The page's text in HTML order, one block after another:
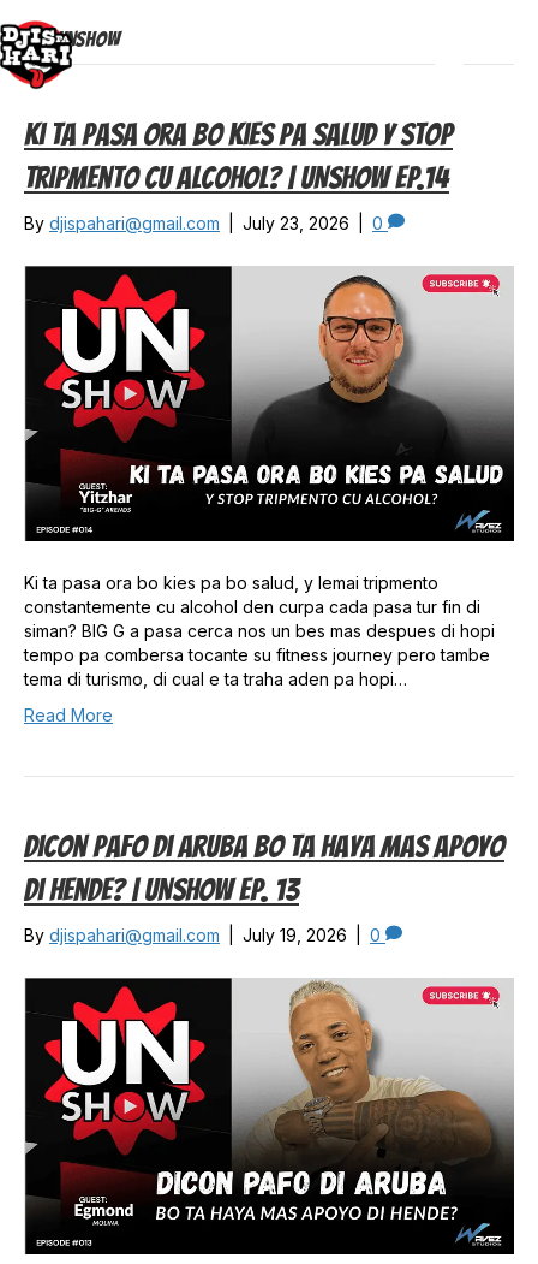
DPH UNSHOW
Ki Ta Pasa Ora Bo Kies Pa Salud Y Stop
Tripmento Cu Alcohol? | UNSHOW EP.14
By djispahari@gmail.com July 23, 2026 0
Ki ta pasa ora bo kies pa bo salud, y lemai tripmento
constantemente cu alcohol den curpa cada pasa tur fin di
siman? BIG G a pasa cerca nos un bes mas despues di hopi
tempo pa combersa tocante su fitness journey pero tambe
tema di turismo, di cual e ta traha aden pa hopi…
Read More
Dicon Pafo Di Aruba Bo Ta Haya Mas Apoyo
Di Hende? | UNSHOW EP. 13
By djispahari@gmail.com July 19, 2026 0